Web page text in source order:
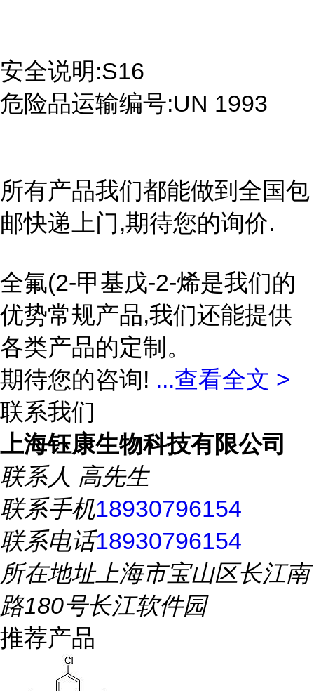
安全说明:S16
危险品运输编号:UN 1993
所有产品我们都能做到全国包
邮快递上门,期待您的询价.
全氟(2-甲基戊-2-烯是我们的
优势常规产品,我们还能提供
各类产品的定制。
期待您的咨询! ...查看全文 >
联系我们
上海钰康生物科技有限公司
联系人 高先生
联系手机18930796154
联系电话18930796154
所在地址上海市宝山区长江南
路180号长江软件园
推荐产品